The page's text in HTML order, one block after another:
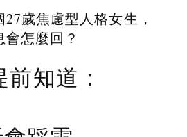
歲焦慮型人格女生，
怎麼回？
知道：